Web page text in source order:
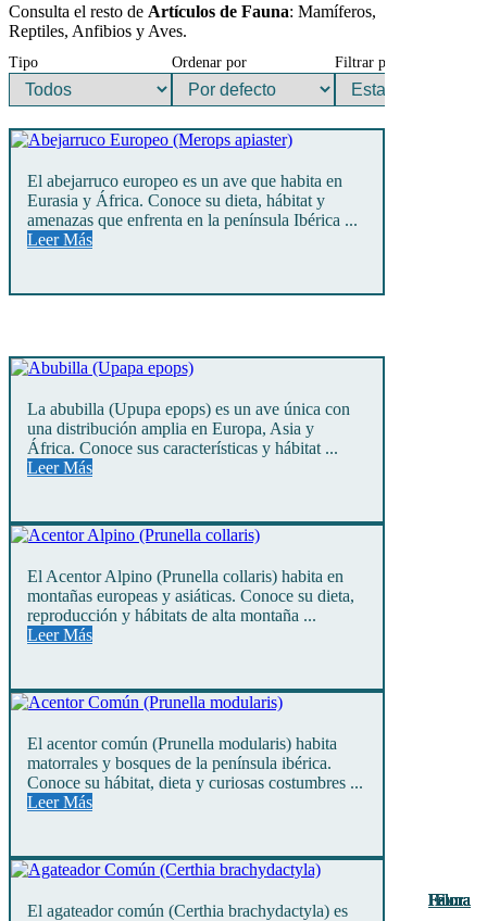
Consulta el resto de Artículos de Fauna: Mamíferos,
Reptiles, Anfibios y Aves.
Tipo Ordenar por Filtrar por
El abejarruco europeo es un ave que habita en
Eurasia y África. Conoce su dieta, hábitat y
amenazas que enfrenta en la península Ibérica ...
Leer Más
Fauna
La abubilla (Upupa epops) es un ave única con
una distribución amplia en Europa, Asia y
África. Conoce sus características y hábitat ...
Leer Más
Fauna
El Acentor Alpino (Prunella collaris) habita en
montañas europeas y asiáticas. Conoce su dieta,
reproducción y hábitats de alta montaña ...
Leer Más
Fauna
El acentor común (Prunella modularis) habita
matorrales y bosques de la península ibérica.
Conoce su hábitat, dieta y curiosas costumbres ...
Leer Más
Fauna
El agateador común (Certhia brachydactyla) es
Fauna
Fauna
Fauna
Flora
Flora
Flora
Flora
Fauna
Fauna